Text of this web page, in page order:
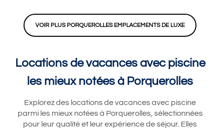
VOIR PLUS PORQUEROLLES EMPLACEMENTS DE LUXE
Locations de vacances avec piscine
les mieux notées à Porquerolles
Explorez des locations de vacances avec piscine
parmi les mieux notées à Porquerolles, sélectionnées
pour leur qualité et leur expérience de séjour. Elles